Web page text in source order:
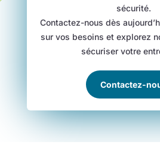
sécurité.
Contactez-nous dès
sur vos besoins et explorez
sécuriser votre
Contactez-